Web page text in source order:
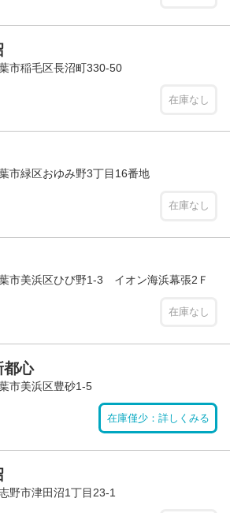
市稲毛区長沼町330-50
在庫なし
市緑区おゆみ野3丁目16番地
在庫なし
市美浜区ひび野1-3 イオン海浜幕張2Ｆ
在庫なし
都心
市美浜区豊砂1-5
在庫僅少：詳しくみる
野市津田沼1丁目23-1